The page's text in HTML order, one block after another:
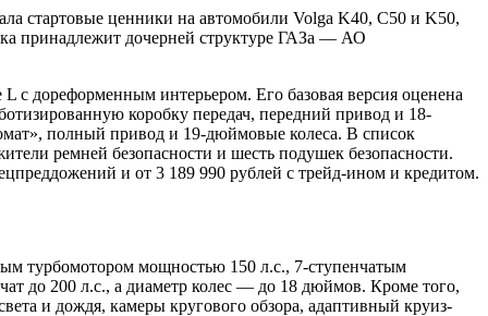
стартовые ценники на автомобили Volga K40, C50 и K50,
принадлежит дочерней структуре ГАЗа — АО
дореформенным интерьером. Его базовая версия оценена
коробку передач, передний привод и 18-
полный привод и 19-дюймовые колеса. В список
ремней безопасности и шесть подушек безопасности.
и от 3 189 990 рублей с трейд-ином и кредитом.
турбомотором мощностью 150 л.с., 7-ступенчатым
до 200 л.с., а диаметр колес — до 18 дюймов. Кроме того,
и дождя, камеры кругового обзора, адаптивный круиз-